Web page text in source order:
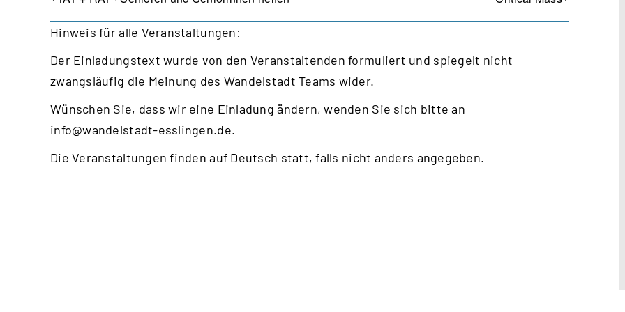
Hinweis für alle Veranstaltungen:
Der Einladungstext wurde von den Veranstaltenden formuliert und spiegelt nicht
zwangsläufig die Meinung des Wandelstadt Teams wider.
Wünschen Sie, dass wir eine Einladung ändern, wenden Sie sich bitte an
info@wandelstadt-esslingen.de.
Die Veranstaltungen finden auf Deutsch statt, falls nicht anders angegeben.